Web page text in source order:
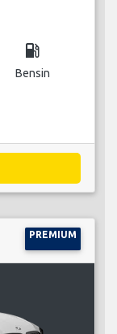
local_gas_station
Bensin
PREMIUM